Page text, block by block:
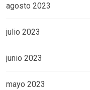
agosto 2023
julio 2023
junio 2023
mayo 2023